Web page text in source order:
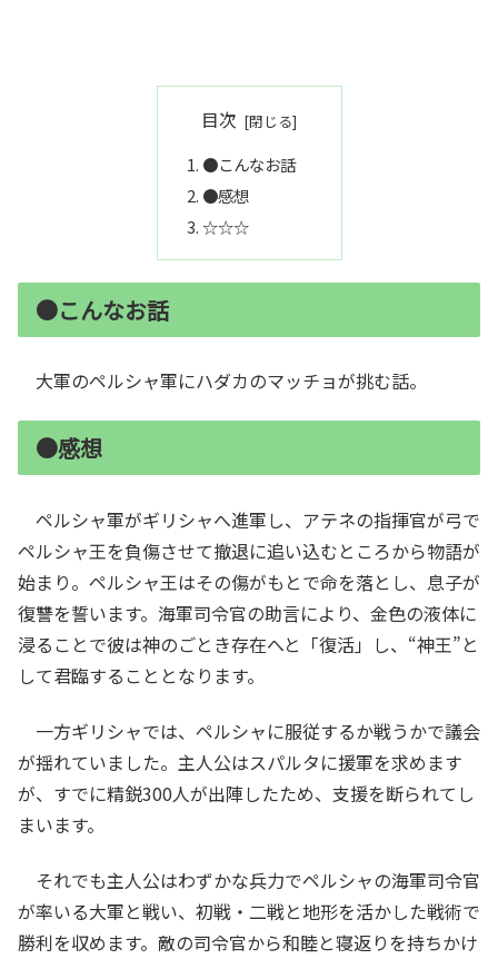
目次
●こんなお話
●感想
☆☆☆
●こんなお話
大軍のペルシャ軍にハダカのマッチョが挑む話。
●感想
ペルシャ軍がギリシャへ進軍し、アテネの指揮官が弓で
ペルシャ王を負傷させて撤退に追い込むところから物語が
始まり。ペルシャ王はその傷がもとで命を落とし、息子が
復讐を誓います。海軍司令官の助言により、金色の液体に
浸ることで彼は神のごとき存在へと「復活」し、“神王”と
して君臨することとなります。
一方ギリシャでは、ペルシャに服従するか戦うかで議会
が揺れていました。主人公はスパルタに援軍を求めます
が、すでに精鋭300人が出陣したため、支援を断られてし
まいます。
それでも主人公はわずかな兵力でペルシャの海軍司令官
が率いる大軍と戦い、初戦・二戦と地形を活かした戦術で
勝利を収めます。敵の司令官から和睦と寝返りを持ちかけ